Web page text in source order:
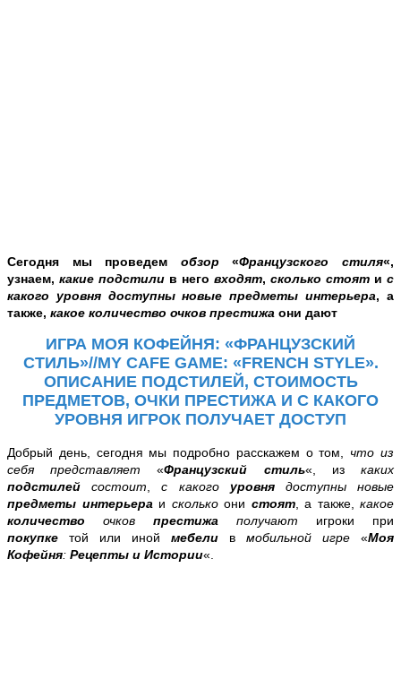
Сегодня мы проведем обзор«Французского стиля«,
узнаем, какие подстили в него входят, сколько стоят и с
какого уровня доступны новые предметы интерьера, а
также, какое количество очков престижа они дают
ИГРА МОЯ КОФЕЙНЯ: «ФРАНЦУЗСКИЙ
СТИЛЬ»//MY CAFE GAME: «FRENCH STYLE».
ОПИСАНИЕ ПОДСТИЛЕЙ, СТОИМОСТЬ
ПРЕДМЕТОВ, ОЧКИ ПРЕСТИЖА И С КАКОГО
УРОВНЯ ИГРОК ПОЛУЧАЕТ ДОСТУП
Добрый день, сегодня мы подробно расскажем о том, что из
себя представляет «Французский стиль«, изкаких
подстилей
состоит ,с какого уровня доступны новые
предметы интерьера и сколько они стоят, а также, какое
количество очков престижа получают игроки при
покупке той или иной мебели в мобильной игре «Моя
Кофейня: Рецепты и Истории«.